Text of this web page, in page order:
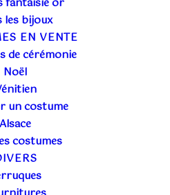
les bijoux
EN VENTE
de cérémonie
Noël
un costume
Alsace
costumes
EN LOCATION
DE PIRATE ET